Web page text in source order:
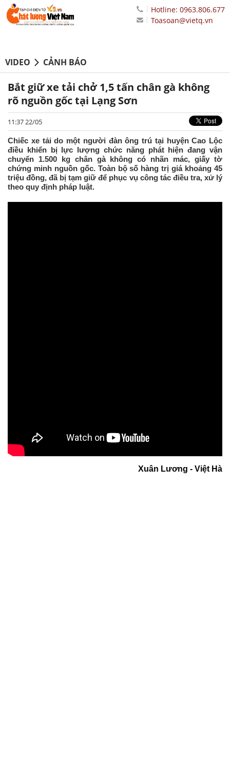
Hotline: 0963.806.677
Toasoan@vietq.vn
VIDEO CẢNH BÁO
Bắt giữ xe tải chở 1,5 tấn chân gà không
rõ nguồn gốc tại Lạng Sơn
11:37 22/05
Chiếc xe tải do một người đàn ông trú tại huyện Cao Lộc
điều khiển bị lực lượng chức năng phát hiện đang vận
chuyển 1.500 kg chân gà không có nhãn mác, giấy tờ
chứng minh nguồn gốc. Toàn bộ số hàng trị giá khoảng 45
triệu đồng, đã bị tạm giữ để phục vụ công tác điều tra, xử lý
theo quy định pháp luật.
Xuân Lương - Việt Hà